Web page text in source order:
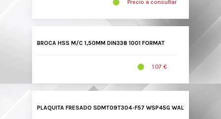
Precio a consultar
BROCA HSS M/C 1,50MM DIN338 1001 FORMAT
1.07 €
PLAQUITA FRESADO SDMT09T304-F57 WSP45G WALTER